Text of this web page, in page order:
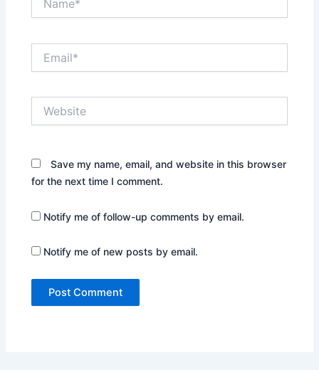
Save my name, email, and website in this browser
for the next time I comment.
Notify me of follow-up comments by email.
Notify me of new posts by email.